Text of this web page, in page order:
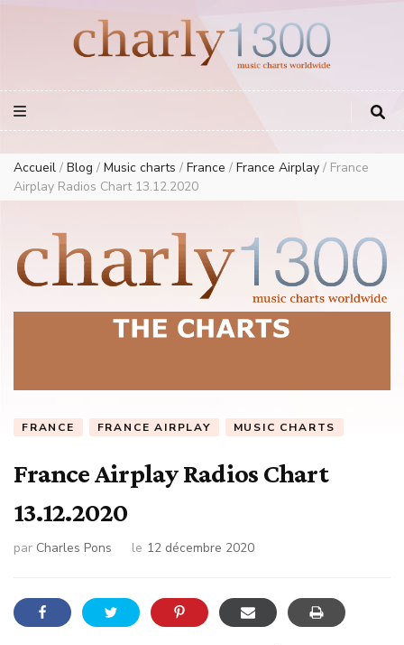
European Music Charts plus USA and Australia
Accueil / Blog / Music charts / France / France Airplay / France
Airplay Radios Chart 13.12.2020
FRANCE FRANCE AIRPLAY MUSIC CHARTS
France Airplay Radios Chart
13.12.2020
par Charles Pons le 12 décembre 2020